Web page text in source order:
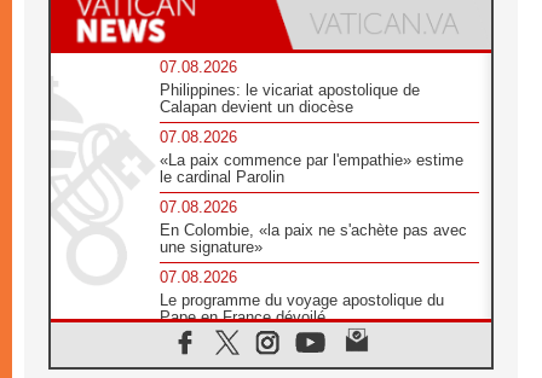
07.08.2026
Philippines: le vicariat apostolique de
Calapan devient un diocèse
07.08.2026
«La paix commence par l'empathie» estime
le cardinal Parolin
07.08.2026
En Colombie, «la paix ne s'achète pas avec
une signature»
07.08.2026
Le programme du voyage apostolique du
Pape en France dévoilé
07.08.2026
1ère Conférence continentale sur l'éducation